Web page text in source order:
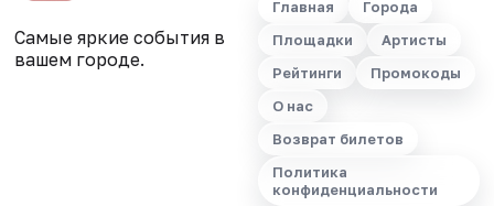
Самые яркие события в
вашем городе.
Главная
Города
Площадки
Артисты
Рейтинги
Промокоды
О нас
Возврат билетов
Политика
конфиденциальности